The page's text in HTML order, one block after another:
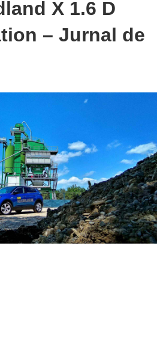
X 1.6 D
– Jurnal de